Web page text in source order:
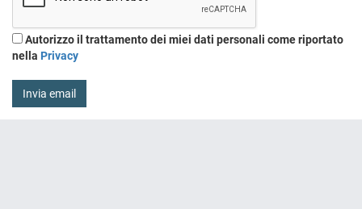
Autorizzo il trattamento dei miei dati personali come riportato
nella Privacy
Invia email